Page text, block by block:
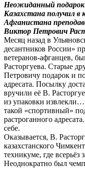
Неожиданный подарок
Казахстана получил в
Афганистана
Виктор Петрович
Месяц назад в
десантников России»
ветеранов-афганцев,
Расторгуева. Старые
Петровичу подарок и
адресата. Посылку
вручили её В.
из упаковки
такой «спортивный»
растроганного
себе.
Оказывается, В.
казахстанского
техникуме, где всерьёз
Неоднократно был